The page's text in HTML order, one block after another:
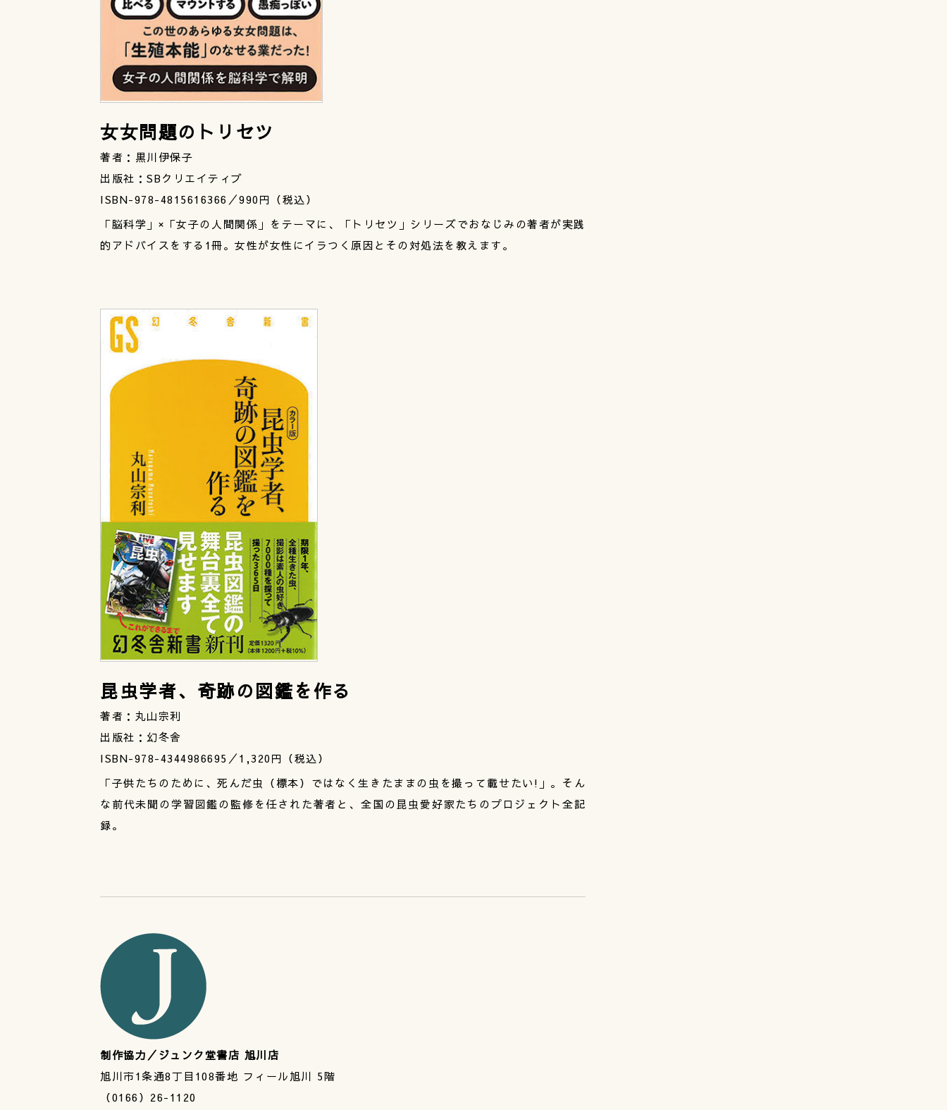
女女問題のトリセツ
著者：黒川伊保子
出版社：SBクリエイティブ
ISBN-978-4815616366／990円（税込）
「脳科学」×「女子の人間関係」をテーマに、「トリセツ」シリーズでおなじみの著者が実践
的アドバイスをする1冊。女性が女性にイラつく原因とその対処法を教えます。
昆虫学者、奇跡の図鑑を作る
著者：丸山宗利
出版社：幻冬舎
ISBN-978-4344986695／1,320円（税込）
「子供たちのために、死んだ虫（標本）ではなく生きたままの虫を撮って載せたい!」。そん
な前代未聞の学習図鑑の監修を任された著者と、全国の昆虫愛好家たちのプロジェクト全記
録。
制作協力／ジュンク堂書店 旭川店
旭川市1条通8丁目108番地 フィール旭川 5階
（0166）26-1120